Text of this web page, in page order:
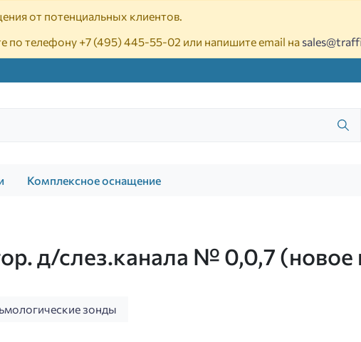
от потенциальных клиентов.
по телефону +7 (495) 445-55-02 или напишите email на
Комплексное оснащение
д/слез.канала № 0,0,7 (новое
зонды